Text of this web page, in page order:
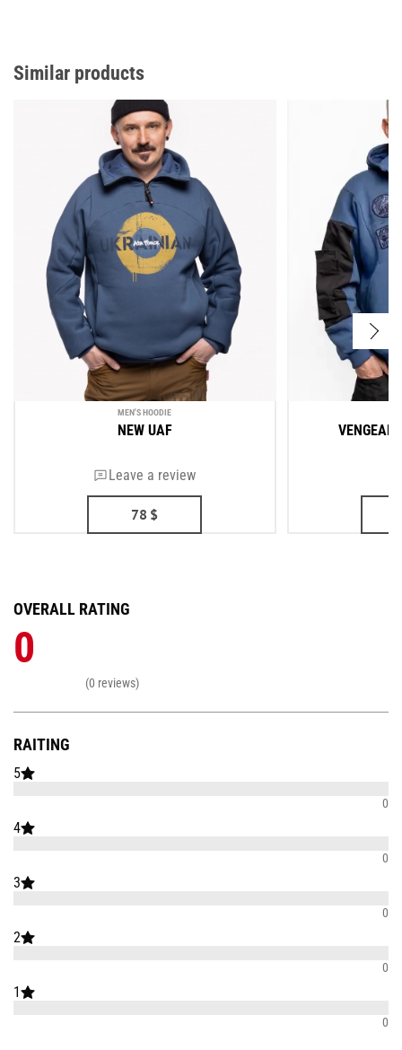
Similar products
MEN'S HOODIE
NEW UAF
Leave a review
78 $
RAITING
5
0
4
0
3
0
2
0
1
0
OVERALL RATING
0
(0 reviews)